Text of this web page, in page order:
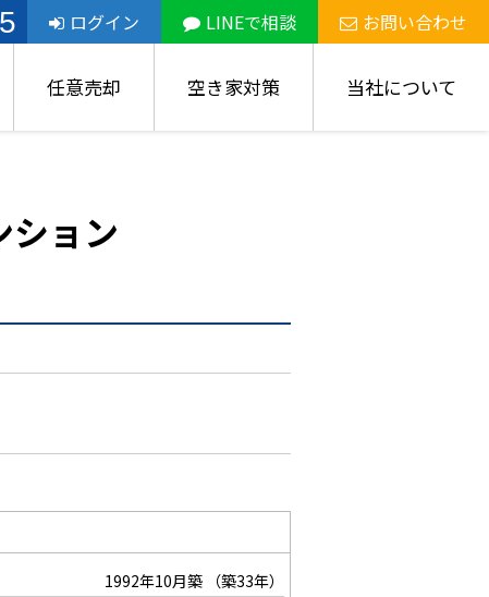
ログイン LINEで相談 お問い合わせ
任意売却 空き家対策 当社について
ション
1992年10月築
（築33年）